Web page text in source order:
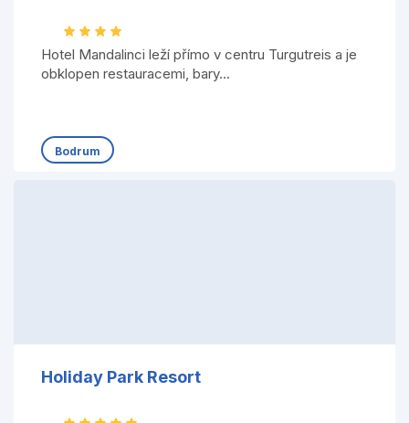
Hotel Mandalinci leží přímo v centru Turgutreis a je
obklopen restauracemi, bary...
Bodrum
Holiday Park Resort